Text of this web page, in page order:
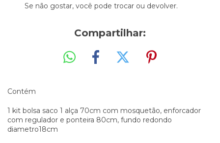
Se não gostar, você pode trocar ou devolver.
Compartilhar:
Contém
1 kit bolsa saco 1 alça 70cm com mosquetão, enforcador
com regulador e ponteira 80cm, fundo redondo
diametro18cm